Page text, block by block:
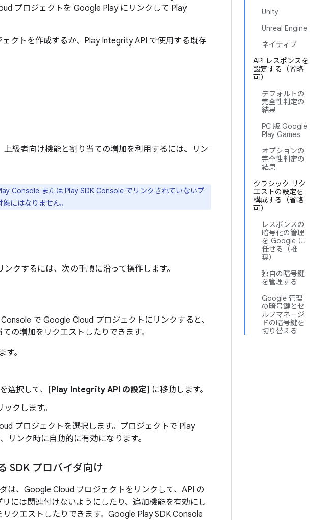
Unity
Unreal Engine
ネイティブ
API レスポンスを
設定する（省略
可）
デフォルトの
完全性判定の
結果
PC 版 Google
Play Games
オプションの
完全性判定の
結果
クラシック リク
エストの設定を
構成する（省略
可）
レスポンスの
暗号化の管理
を Google に
任せる（推
奨）
独自の暗号鍵
を管理する
Google 管理
の暗号鍵とセ
ルフマネージ
ドの暗号鍵を
切り替える
プロジェクトを Google Play にリンクして Play
クトを作成するか、Play Integrity API で使用する既存
級者向け機能と割り当ての増加を利用するには、リン
Console または Play SDK Console でリンクされていないプ
にはなりません。
クするには、次の手順に沿って操作します。
で Google Cloud プロジェクトにリンクすると、
の増加をリクエストしたりできます。
。
選択して、[Play Integrity API の設定] に移動します。
クします。
プロジェクトを選択します。プロジェクトで Play
ンク時に自動的に有効になります。
SDK プロバイダ向け
は、Google Cloud プロジェクトをリンクして、API の
には関連付けないようにしたり、追加機能を有効にし
クエストしたりできます。Google Play SDK Console